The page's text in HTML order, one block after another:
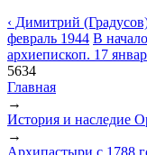
‹ Димитрий
февраль 1944 В
архиепископ. 17
5634
Вы здесь
Главная
→
История и наследие
→
Архипастыри с 1788